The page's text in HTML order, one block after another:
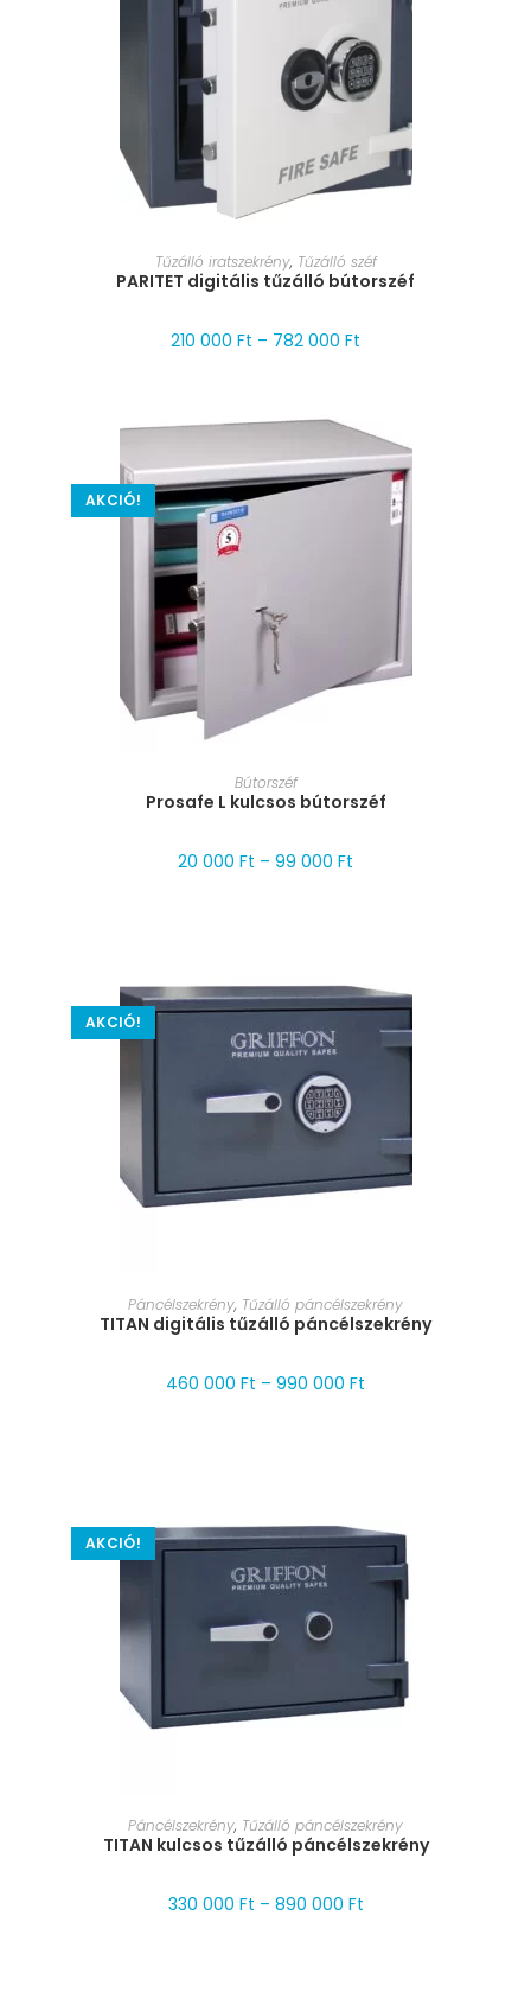
MÉRET VÁLASZTÁSA
Tűzálló iratszekrény, Tűzálló széf
PARITET digitális tűzálló bútorszéf
210 000 Ft – 782 000 Ft
AKCIÓ!
MÉRET VÁLASZTÁSA
Bútorszéf
Prosafe L kulcsos bútorszéf
20 000 Ft – 99 000 Ft
AKCIÓ!
MÉRET VÁLASZTÁSA
Páncélszekrény, Tűzálló páncélszekrény
TITAN digitális tűzálló páncélszekrény
460 000 Ft – 990 000 Ft
AKCIÓ!
MÉRET VÁLASZTÁSA
Páncélszekrény, Tűzálló páncélszekrény
TITAN kulcsos tűzálló páncélszekrény
330 000 Ft – 890 000 Ft